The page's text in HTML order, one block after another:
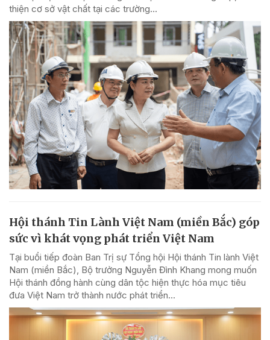
thiện cơ sở vật chất tại các trường...
Hội thánh Tin Lành Việt Nam (miền Bắc) góp
sức vì khát vọng phát triển Việt Nam
Tại buổi tiếp đoàn Ban Trị sự Tổng hội Hội thánh Tin lành Việt
Nam (miền Bắc), Bộ trưởng Nguyễn Đình Khang mong muốn
Hội thánh đồng hành cùng dân tộc hiện thực hóa mục tiêu
đưa Việt Nam trở thành nước phát triển...